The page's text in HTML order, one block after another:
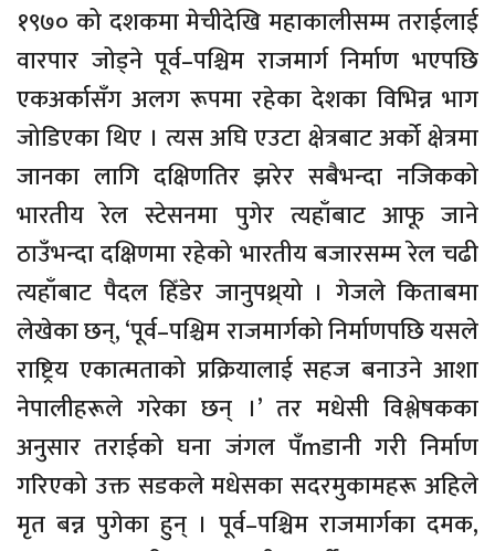
१९७० को दशकमा मेचीदेखि महाकालीसम्म तराईलाई
वारपार जोड्ने पूर्व–पश्चिम राजमार्ग निर्माण भएपछि
एकअर्कासँग अलग रूपमा रहेका देशका विभिन्न भाग
जोडिएका थिए । त्यस अघि एउटा क्षेत्रबाट अर्को क्षेत्रमा
जानका लागि दक्षिणतिर झरेर सबैभन्दा नजिकको
भारतीय रेल स्टेसनमा पुगेर त्यहाँबाट आफू जाने
ठाउँभन्दा दक्षिणमा रहेको भारतीय बजारसम्म रेल चढी
त्यहाँबाट पैदल हिँडेर जानुपथ्र्यो । गेजले किताबमा
लेखेका छन्, ‘पूर्व–पश्चिम राजमार्गको निर्माणपछि यसले
राष्ट्रिय एकात्मताको प्रक्रियालाई सहज बनाउने आशा
नेपालीहरूले गरेका छन् ।’ तर मधेसी विश्लेषकका
अनुसार तराईको घना जंगल पँmडानी गरी निर्माण
गरिएको उक्त सडकले मधेसका सदरमुकामहरू अहिले
मृत बन्न पुगेका हुन् । पूर्व–पश्चिम राजमार्गका दमक,